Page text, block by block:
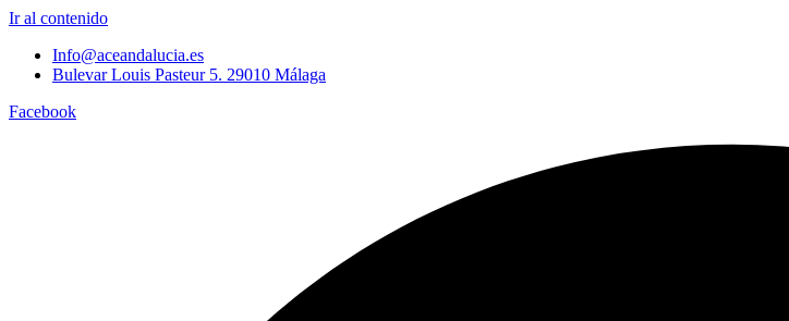
Ir al contenido
Info@aceandalucia.es
Bulevar Louis Pasteur 5. 29010 Málaga
Facebook